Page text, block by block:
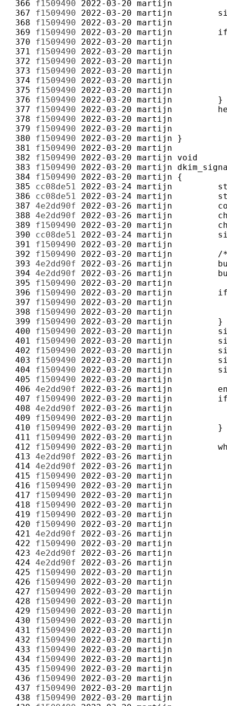
366 f1509490 2022-03-20 martijn
367 f1509490 2022-03-20 martijn
368 f1509490 2022-03-20 martijn
369 f1509490 2022-03-20 martijn
370 f1509490 2022-03-20 martijn
371 f1509490 2022-03-20 martijn
372 f1509490 2022-03-20 martijn
373 f1509490 2022-03-20 martijn
374 f1509490 2022-03-20 martijn
375 f1509490 2022-03-20 martijn
376 f1509490 2022-03-20 martijn
377 f1509490 2022-03-20 martijn
378 f1509490 2022-03-20 martijn
379 f1509490 2022-03-20 martijn
380 f1509490 2022-03-20 martijn
381 f1509490 2022-03-20 martijn
382 f1509490 2022-03-20 martijn
383 f1509490 2022-03-20 martijn
384 f1509490 2022-03-20 martijn
385 cc08de51 2022-03-24 martijn
386 cc08de51 2022-03-24 martijn
387 4e2dd90f 2022-03-26 martijn
388 4e2dd90f 2022-03-26 martijn
389 f1509490 2022-03-20 martijn
390 cc08de51 2022-03-24 martijn
391 f1509490 2022-03-20 martijn
392 f1509490 2022-03-20 martijn
393 4e2dd90f 2022-03-26 martijn
394 4e2dd90f 2022-03-26 martijn
395 f1509490 2022-03-20 martijn
396 f1509490 2022-03-20 martijn
397 f1509490 2022-03-20 martijn
398 f1509490 2022-03-20 martijn
399 f1509490 2022-03-20 martijn
400 f1509490 2022-03-20 martijn
401 f1509490 2022-03-20 martijn
402 f1509490 2022-03-20 martijn
403 f1509490 2022-03-20 martijn
404 f1509490 2022-03-20 martijn
405 f1509490 2022-03-20 martijn
406 4e2dd90f 2022-03-26 martijn
407 f1509490 2022-03-20 martijn
408 4e2dd90f 2022-03-26 martijn
409 f1509490 2022-03-20 martijn
410 f1509490 2022-03-20 martijn
411 f1509490 2022-03-20 martijn
412 f1509490 2022-03-20 martijn
413 4e2dd90f 2022-03-26 martijn
414 4e2dd90f 2022-03-26 martijn
415 f1509490 2022-03-20 martijn
416 f1509490 2022-03-20 martijn
417 f1509490 2022-03-20 martijn
418 f1509490 2022-03-20 martijn
419 f1509490 2022-03-20 martijn
420 f1509490 2022-03-20 martijn
421 4e2dd90f 2022-03-26 martijn
422 f1509490 2022-03-20 martijn
423 4e2dd90f 2022-03-26 martijn
424 4e2dd90f 2022-03-26 martijn
425 f1509490 2022-03-20 martijn
426 f1509490 2022-03-20 martijn
427 f1509490 2022-03-20 martijn
428 f1509490 2022-03-20 martijn
429 f1509490 2022-03-20 martijn
430 f1509490 2022-03-20 martijn
431 f1509490 2022-03-20 martijn
432 f1509490 2022-03-20 martijn
433 f1509490 2022-03-20 martijn
434 f1509490 2022-03-20 martijn
435 f1509490 2022-03-20 martijn
436 f1509490 2022-03-20 martijn
437 f1509490 2022-03-20 martijn
438 f1509490 2022-03-20 martijn